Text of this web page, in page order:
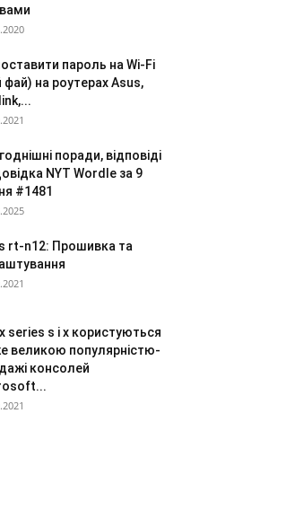
пароль на Wi-Fi
фай) на роутерах Asus,
поради, відповіді
NYT Wordle за 9
#1481
rt-n12: Прошивка та
series s і x користуються
великою популярністю-
консолей